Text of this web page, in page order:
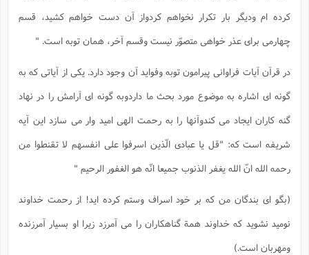
کرده ام ودیگر بار تکرار نخواهم کردواز آن دست خواهم کشید، قسم
چهارمی برای عذر خواهی متصوّر نیست وقسم آخر، همان توبه است. "
در قرآن آیات فراوانی پیرامون توبه وفواید آن وجود دارد. یکی از آیاتی که به
گونه ای اشاره به موضوع مورد بحث ما داردوبه گونه ای آرامش را در نهاد
گنه کاران ایجاد می کندوآنها را به رحمت الهی امید وار می سازد این آیه
شریفه است که: "قل یا عبادی الّذین اسرفوا علی انفسهم لا تقنطوا من
رحمه الله انّ الله یغفر الذنوب جمیعا انّه هو الغفور الرحیم "
(بگو ای بندگان من که بر خود اسراف وستم کرده اید! از رحمت خداوند
نومید نشوید که خداوند همة گناهکاران را می آمرزد زیرا او بسیار آمرزنده
ومهربان است.)